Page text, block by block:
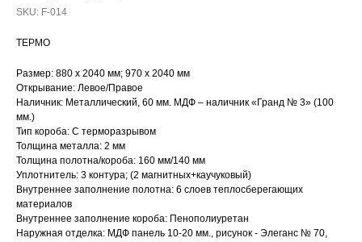
SKU: F-014
ТЕРМО
Размер: 880 х 2040 мм; 970 х 2040 мм
Открывание: Левое/Правое
Наличник: Металлический, 60 мм. МДФ – наличник «Гранд № 3» (100
мм.)
Тип короба: С терморазрывом
Толщина металла: 2 мм
Толщина полотна/короба: 160 мм/140 мм
Уплотнитель: 3 контура; (2 магнитных+каучуковый)
Внутреннее заполнение полотна: 6 слоев теплосберегающих
материалов
Внутреннее заполнение короба: Пенополиуретан
Наружная отделка: МДФ панель 10-20 мм., рисунок - Элеганс № 70,